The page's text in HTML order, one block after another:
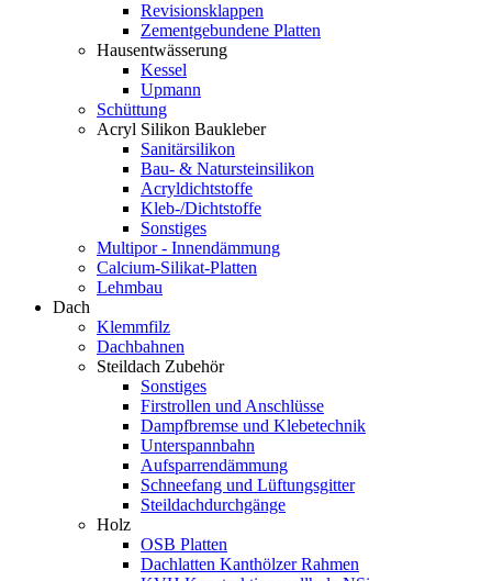
Revisionsklappen
Zementgebundene Platten
Hausentwässerung
Kessel
Upmann
Schüttung
Acryl Silikon Baukleber
Sanitärsilikon
Bau- & Natursteinsilikon
Acryldichtstoffe
Kleb-/Dichtstoffe
Sonstiges
Multipor - Innendämmung
Calcium-Silikat-Platten
Lehmbau
Dach
Klemmfilz
Dachbahnen
Steildach Zubehör
Sonstiges
Firstrollen und Anschlüsse
Dampfbremse und Klebetechnik
Unterspannbahn
Aufsparrendämmung
Schneefang und Lüftungsgitter
Steildachdurchgänge
Holz
OSB Platten
Dachlatten Kanthölzer Rahmen